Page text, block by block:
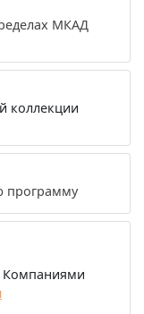
МКАД
коллекции
программу
Компаниями